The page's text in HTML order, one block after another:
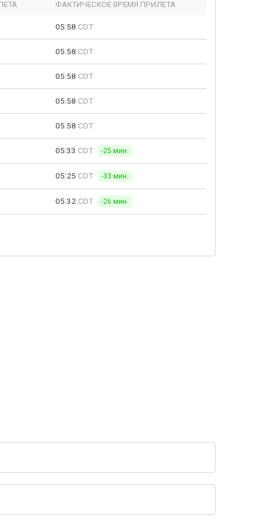
ФАКТИЧЕСКОЕ ВРЕМЯ ПРИЛЕТА
05:58 CDT
05:58 CDT
05:58 CDT
05:58 CDT
05:58 CDT
05:33 CDT -25 мин.
05:25 CDT -33 мин.
05:32 CDT -26 мин.